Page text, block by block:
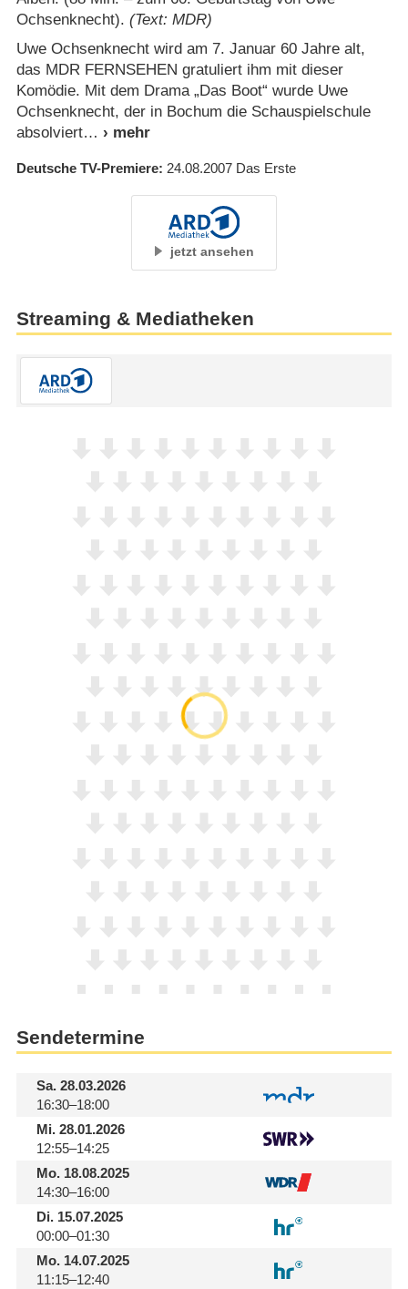
Ochsenknecht). (Text: MDR)
Uwe Ochsenknecht wird am 7. Januar 60 Jahre alt,
das MDR FERNSEHEN gratuliert ihm mit dieser
Komödie. Mit dem Drama „Das Boot“ wurde Uwe
Ochsenknecht, der in Bochum die Schauspielschule
absolviert
Deutsche TV-Premiere 24.08.2007 Das Erste
jetzt ansehen
Streaming & Mediatheken
Sendetermine
Sa.28.03.2026
16:30–18:00
Mi.28.01.2026
12:55–14:25
Mo.18.08.2025
14:30–16:00
Di.15.07.2025
00:00–01:30
Mo.14.07.2025
11:15–12:40